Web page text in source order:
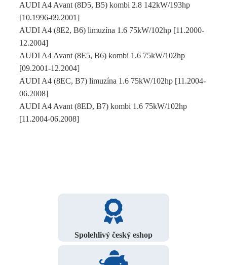
AUDI A4 Avant (8D5, B5) kombi 2.8 142kW/193hp
[10.1996-09.2001]
AUDI A4 (8E2, B6) limuzína 1.6 75kW/102hp [11.2000-
12.2004]
AUDI A4 Avant (8E5, B6) kombi 1.6 75kW/102hp
[09.2001-12.2004]
AUDI A4 (8EC, B7) limuzína 1.6 75kW/102hp [11.2004-
06.2008]
AUDI A4 Avant (8ED, B7) kombi 1.6 75kW/102hp
[11.2004-06.2008]
Spolehlivý český eshop